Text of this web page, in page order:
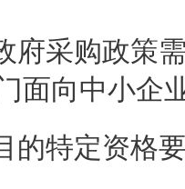
府采购政策
面向中小企
的特定资格